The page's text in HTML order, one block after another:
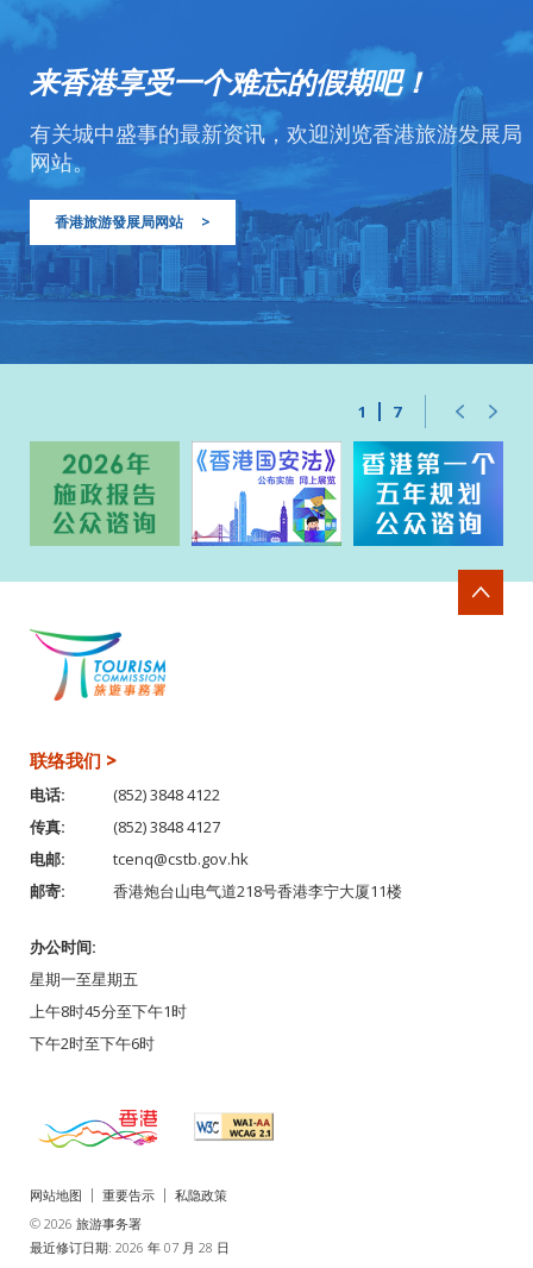
来香港享受一个难忘的假期吧！
有关城中盛事的最新资讯，欢迎浏览香港旅游发展局
网站。
香港旅游發展局网站 >
1 7
联络我们 >
电话:
(852) 3848 4122
传真:
(852) 3848 4127
电邮:
tcenq@cstb.gov.hk
邮寄:
香港炮台山电气道218号香港李宁大厦11楼
办公时间:
星期一至星期五
上午8时45分至下午1时
下午2时至下午6时
网站地图 重要告示
私隐政策
© 2026 旅游事务署
最近修订日期: 2026 年 07 月 28 日